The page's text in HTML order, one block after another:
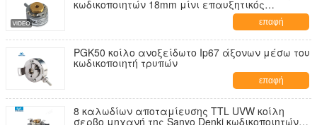
κωδικοποιητών 18mm μίνι επαυξητικός
επαφή
PGK50 κοίλο ανοξείδωτο Ip67 άξονων μέσω του
κωδικοποιητή τρυπών
επαφή
8 καλωδίων αποταμίευσης TTL UVW κοίλη
σερβο μηχανή της Sanyo Denki κωδικοποιητών